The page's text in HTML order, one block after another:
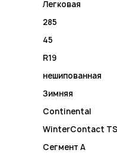
Легковая
285
45
R19
нешипованная
Зимняя
Continental
WinterContact
Сегмент A